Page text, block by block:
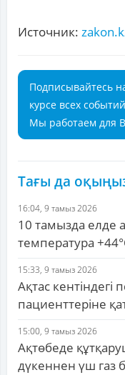
Источник:
Подписывайтесь
курсе всех
Мы работаем для
Тағы да
16:04, 9 тамыз 2026
10 тамызда елде
температура
15:33, 9 тамыз 2026
Ақтас кентіндегі
пациенттеріне
15:00, 9 тамыз 2026
Ақтөбеде
дүкеннен үш